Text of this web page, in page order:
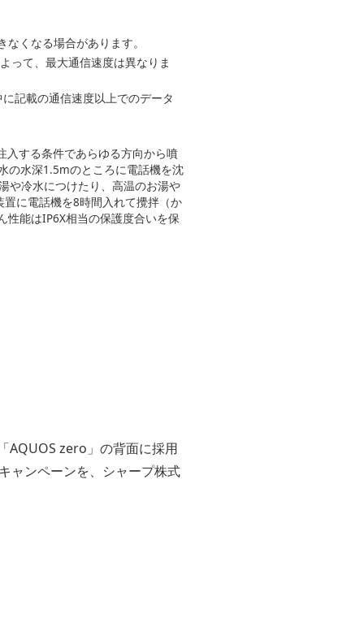
くなる場合があります。
って、最大通信速度は異なりま
記載の通信速度以上でのデータ
入する条件であらゆる方向から噴
の水深1.5mのところに電話機を沈
や冷水につけたり、高温のお湯や
に電話機を8時間入れて攪拌（か
性能はIP6X相当の保護度合いを保
AQUOS zero」の背面に採用
ャンペーンを、シャープ株式